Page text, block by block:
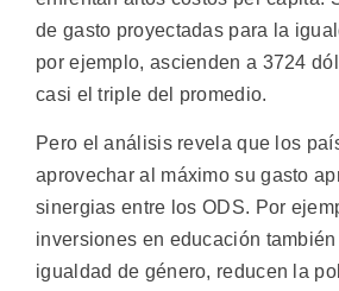
de gasto proyectadas para la
por ejemplo, ascienden a 3724
casi el triple del promedio.
Pero el análisis revela que los
aprovechar al máximo su gasto
sinergias entre los ODS. Por
inversiones en educación
igualdad de género, reducen la